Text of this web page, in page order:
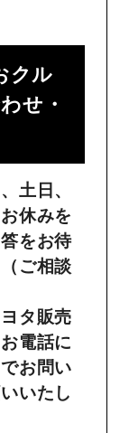
クル
せ・
土日、
休みを
をお待
ご相談
タ販売
電話に
お問い
いたし